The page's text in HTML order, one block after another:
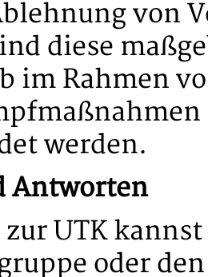
von
diese
im Rahmen
werden.
Antworten
UTK
oder